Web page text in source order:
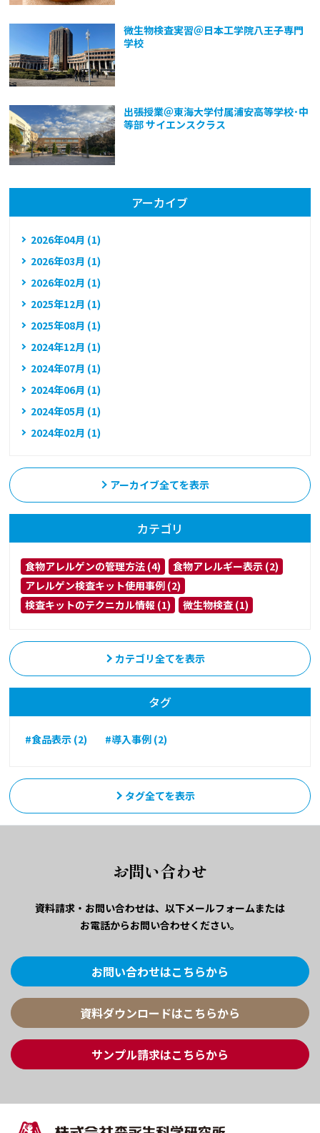
微生物検査実習＠日本工学院八王子専門
学校
出張授業＠東海大学付属浦安高等学校･中
等部 サイエンスクラス
アーカイブ
2026年04月 (1)
2026年03月 (1)
2026年02月 (1)
2025年12月 (1)
2025年08月 (1)
2024年12月 (1)
2024年07月 (1)
2024年06月 (1)
2024年05月 (1)
2024年02月 (1)
アーカイブ全てを表示
カテゴリ
食物アレルゲンの管理方法 (4)
食物アレルギー表示 (2)
アレルゲン検査キット使用事例 (2)
検査キットのテクニカル情報 (1)
微生物検査 (1)
カテゴリ全てを表示
タグ
#食品表示 (2) #導入事例 (2)
タグ全てを表示
お問い合わせ
資料請求・お問い合わせは、 以下メールフォームまたは
お電話からお問い合わせください。
お問い合わせはこちらから
資料ダウンロードはこちらから
サンプル請求はこちらから